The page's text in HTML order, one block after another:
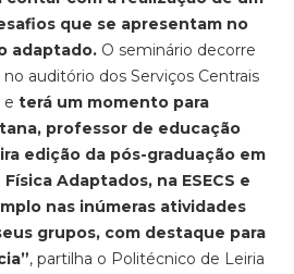
que se apresentam no
adaptado. O seminário decorre
auditório dos Serviços Centrais
e terá um momento para
professor de educação
edição da pós-graduação em
Adaptados, na ESECS e
nas inúmeras atividades
grupos, com destaque para
, partilha o Politécnico de Leiria